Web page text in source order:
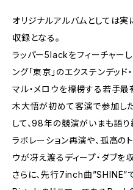
オリジナルアルバムとしては
収録となる。
ラッパー5lackをフィーチャー
ング「東京」のエクステンデッド
マル・メロウを標榜する若手最
木大悟が初めて客演で参加し
して、98年の競演がいまも語
ラボレーション再演や、孤高の
ウが冴え渡るディープ・ダブを
さらに、先行7inch曲”SHINE”